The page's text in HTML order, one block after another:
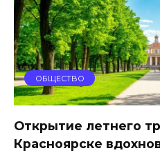
ОБЩЕСТВО
Открытие летнего
Красноярске